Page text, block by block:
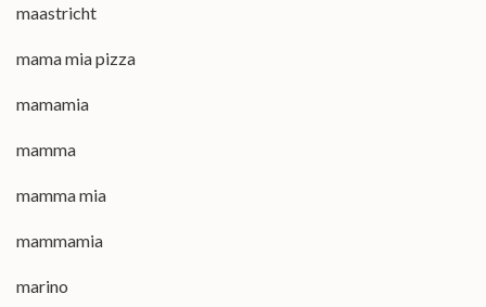
maastricht
mama mia pizza
mamamia
mamma
mamma mia
mammamia
marino